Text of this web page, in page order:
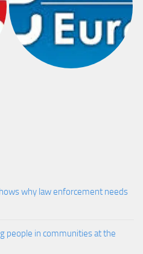
why law enforcement needs
people in communities at the